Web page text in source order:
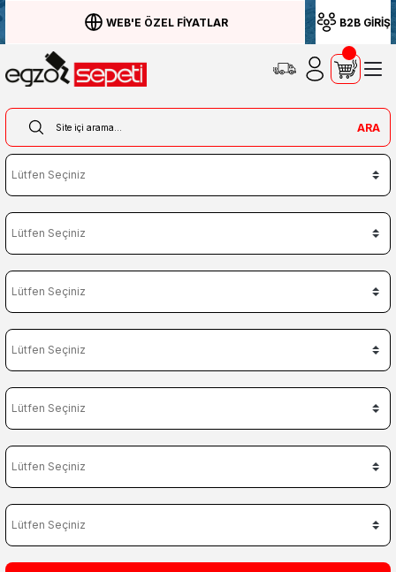
WEB'E ÖZEL FİYATLAR B2B GİRİŞ
ARA